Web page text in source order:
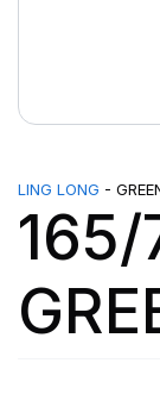
LING LONG -
165/